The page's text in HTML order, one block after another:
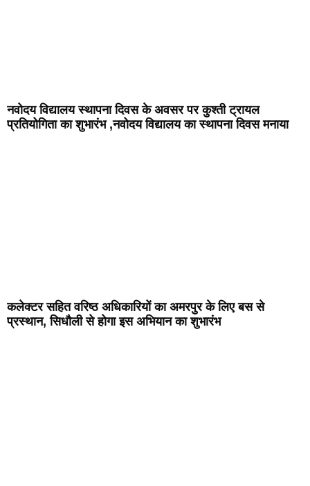
नवोदय विद्यालय स्थापना दिवस के अवसर पर कुश्ती ट्रायल
प्रतियोगिता का शुभारंभ ,नवोदय विद्यालय का स्थापना दिवस मनाया
कलेक्टर सहित वरिष्ठ अधिकारियों का अमरपुर के लिए बस से
प्रस्थान, सिधौली से होगा इस अभियान का शुभारंभ